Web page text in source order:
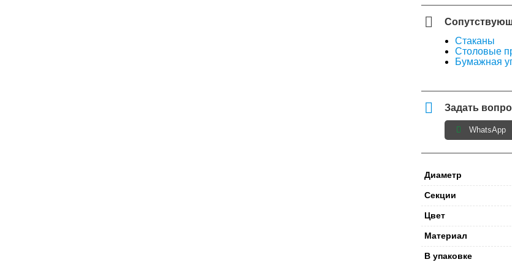
Стаканы
Столовые
Бумажная
Задать
WhatsApp
Диаметр
Секции
Цвет
Материал
В упаковке